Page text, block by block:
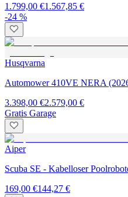
1.799,00 €1.567,85 €
-24 %
Husqvarna
Automower 410VE NERA
3.398,00 €2.579,00 €
Gratis Garage
Aiper
Scuba SE - Kabelloser
169,00 €144,27 €